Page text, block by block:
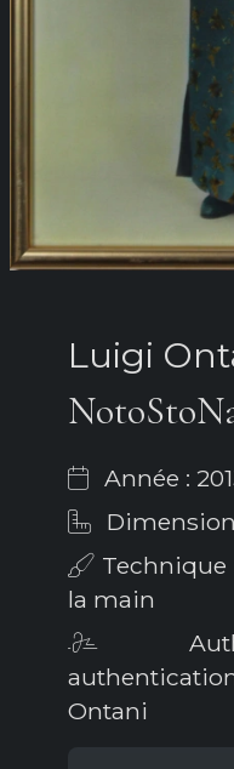
Luigi
Année :
Technique
la main
Ontani